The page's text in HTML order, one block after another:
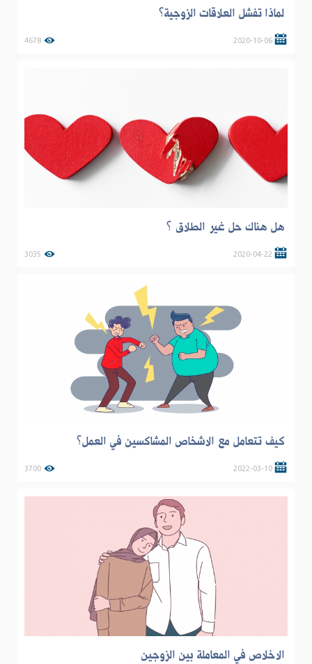
لماذا تفشل العلاقات الزوجية؟
2020-10-06
4678
هل هناك حل غير الطلاق ؟
2020-04-22
3035
كيف تتعامل مع الاشخاص المشاكسين في العمل؟
2022-03-10
3700
الاخلاص في المعاملة بين الزوجين